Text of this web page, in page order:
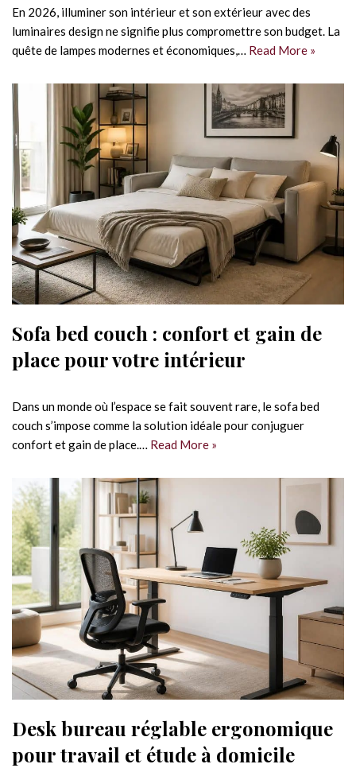
En 2026, illuminer son intérieur et son extérieur avec des
luminaires design ne signifie plus compromettre son budget. La
quête de lampes modernes et économiques,… Read More »
Sofa bed couch : confort et gain de
place pour votre intérieur
Dans un monde où l’espace se fait souvent rare, le sofa bed
couch s’impose comme la solution idéale pour conjuguer
confort et gain de place.… Read More »
Desk bureau réglable ergonomique
pour travail et étude à domicile